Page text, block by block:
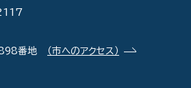
898番地
（市へのアクセス）